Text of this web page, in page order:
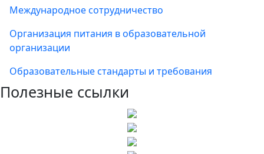
Международное сотрудничество
Организация питания в образовательной
организации
Образовательные стандарты и требования
Полезные ссылки